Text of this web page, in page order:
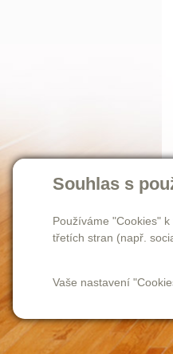
Souhlas s
Používáme "Cookies"
třetích stran (např.
Vaše nastavení